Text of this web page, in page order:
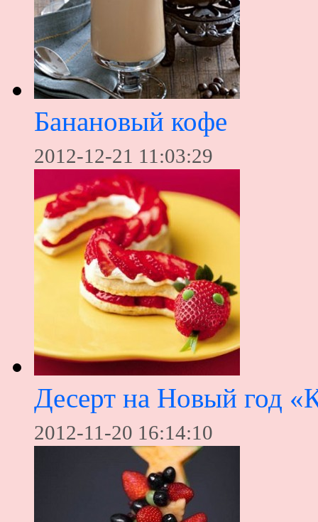
Банановый кофе
2012-12-21 11:03:29
Десерт на Новый год
2012-11-20 16:14:10